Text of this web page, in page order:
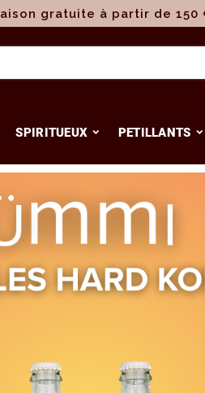
gratuite à partir de 150
SPIRITUEUX PETILLANTS